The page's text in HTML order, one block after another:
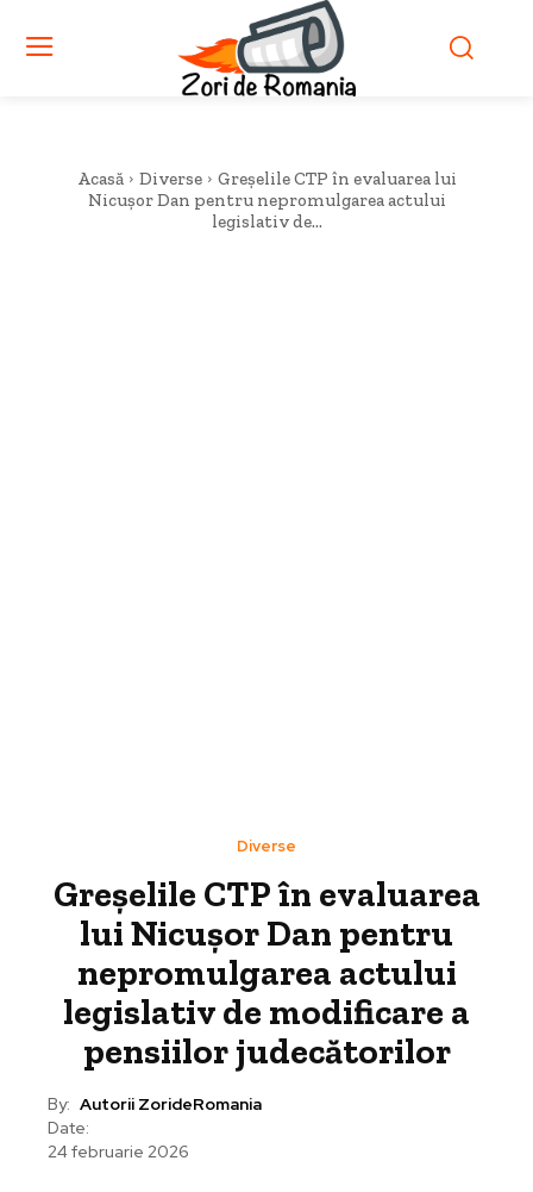
Acasă Diverse
Greșelile CTP în evaluarea lui
Nicușor Dan pentru nepromulgarea actului
legislativ de...
Diverse
Greșelile CTP în evaluarea
lui Nicușor Dan pentru
nepromulgarea actului
legislativ de modificare a
pensiilor judecătorilor
By: Autorii ZorideRomania
Date:
24 februarie 2026